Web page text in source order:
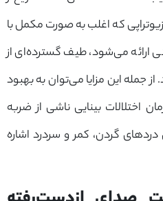
که اغلب به صورت مکمل با
ارائه می‌شود، طیف گسترده‌ای از
از جمله این مزایا می‌توان به بهبود
اختلالات بینایی ناشی از ضربه
گردن، کمر و سردرد اشاره